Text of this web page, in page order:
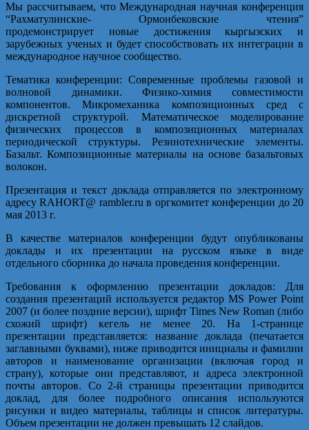
Мы рассчитываем, что Международная научная конференция
“Рахматулинские- Ормонбековские чтения”
продемонстрирует новые достижения кыргызских и
зарубежных ученых и будет способствовать их интеграции в
международное научное сообщество.
Тематика конференции: Современные проблемы газовой и
волновой динамики. Физико-химия совместимости
компонентов. Микромеханика композиционных сред с
дискретной структурой. Математическое моделирование
физических процессов в композиционных материалах
периодической структуры. Резинотехнические элементы.
Базальт. Композиционные материалы на основе базальтовых
волокон.
Презентация и текст доклада отправляется по электронному
адресу RAHORT@ rambler.ru в оргкомитет конференции до 20
мая 2013 г.
В качестве материалов конференции будут опубликованы
доклады и их презентации на русском языке в виде
отдельного сборника до начала проведения конференции.
Требования к оформлению презентации докладов: Для
создания презентаций используется редактор MS Power Point
2007 (и более поздние версии), шрифт Times New Roman (либо
схожий шрифт) кегель не менее 20. На 1-странице
презентации представляется: название доклада (печатается
заглавными буквами), ниже приводится инициалы и фамилии
авторов и наименование организации (включая город и
страну), которые они представляют, и адреса электронной
почты авторов. Со 2-й страницы презентации приводится
доклад, для более подробного описания используются
рисунки и видео материалы, таблицы и список литературы.
Объем презентации не должен превышать 12 слайдов.